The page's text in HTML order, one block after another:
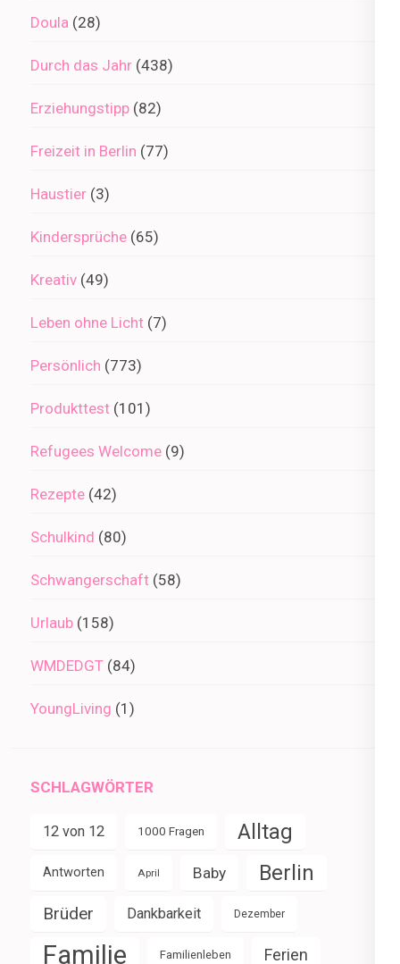
Doula (28)
Durch das Jahr (438)
Erziehungstipp (82)
Freizeit in Berlin (77)
Haustier (3)
Kindersprüche (65)
Kreativ (49)
Leben ohne Licht (7)
Persönlich (773)
Produkttest (101)
Refugees Welcome (9)
Rezepte (42)
Schulkind (80)
Schwangerschaft (58)
Urlaub (158)
WMDEDGT (84)
YoungLiving (1)
SCHLAGWÖRTER
12 von 12 1000 Fragen Alltag
Antworten April Baby Berlin
Brüder Dankbarkeit Dezember
Familie Familienleben Ferien